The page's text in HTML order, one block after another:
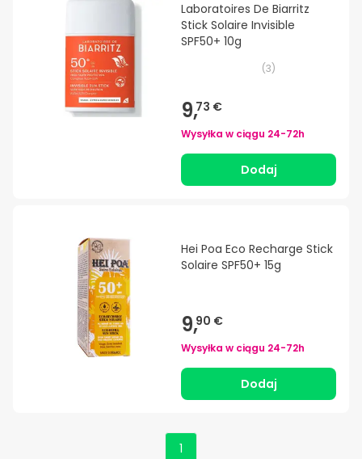
Laboratoires De Biarritz
Stick Solaire Invisible
SPF50+ 10g
(3)
9,73 €
Wysyłka w ciągu 24-72h
Dodaj
Hei Poa Eco Recharge Stick
Solaire SPF50+ 15g
9,90 €
Wysyłka w ciągu 24-72h
Dodaj
1